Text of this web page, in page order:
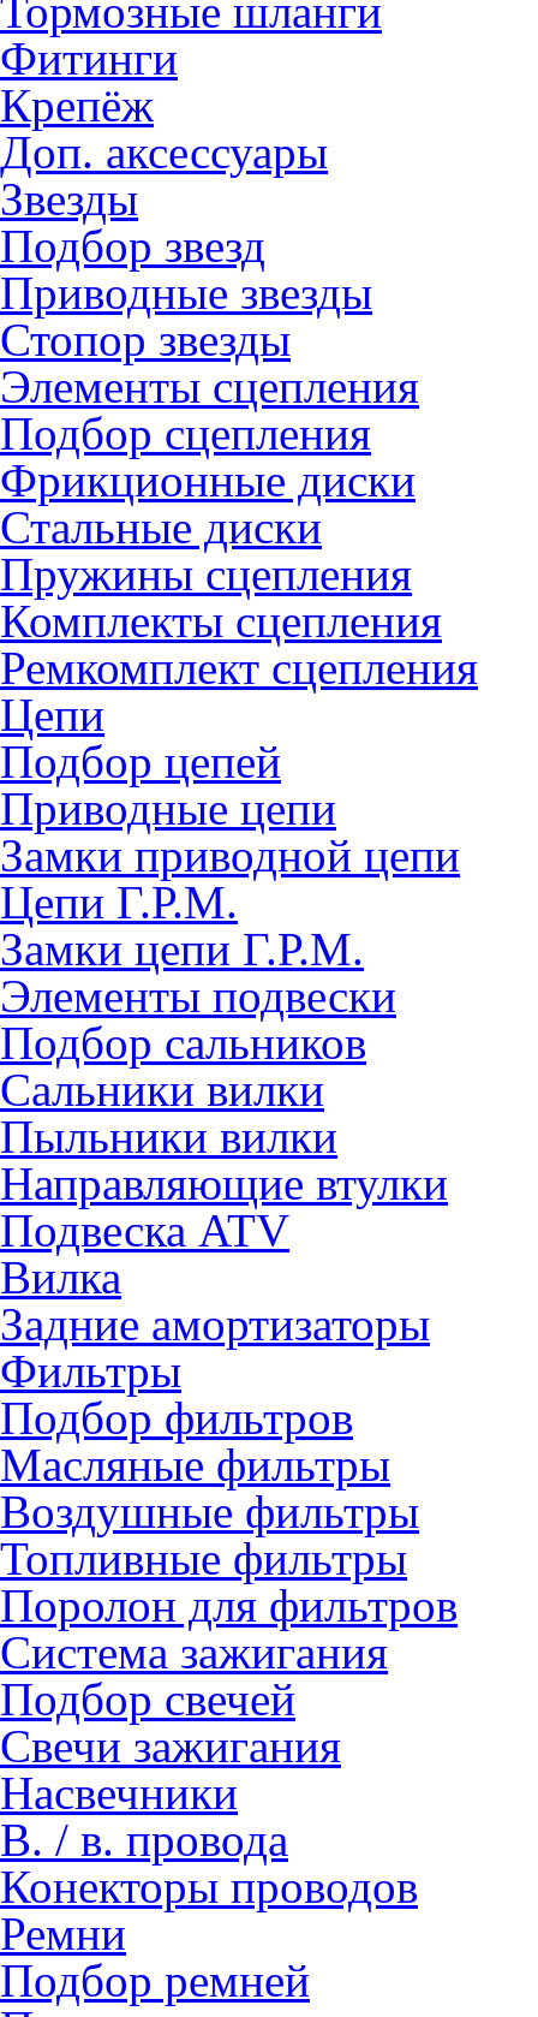
Тормозные шланги
Фитинги
Крепёж
Доп. аксессуары
Звезды
Подбор звезд
Приводные звезды
Стопор звезды
Элементы сцепления
Подбор сцепления
Фрикционные диски
Стальные диски
Пружины сцепления
Комплекты сцепления
Ремкомплект сцепления
Цепи
Подбор цепей
Приводные цепи
Замки приводной цепи
Цепи Г.Р.М.
Замки цепи Г.Р.М.
Элементы подвески
Подбор сальников
Сальники вилки
Пыльники вилки
Направляющие втулки
Подвеска ATV
Вилка
Задние амортизаторы
Фильтры
Подбор фильтров
Масляные фильтры
Воздушные фильтры
Топливные фильтры
Поролон для фильтров
Система зажигания
Подбор свечей
Свечи зажигания
Насвечники
В. / в. провода
Конекторы проводов
Ремни
Подбор ремней